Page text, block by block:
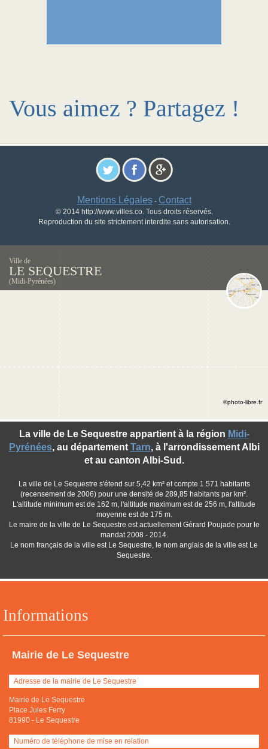
Vous aimez ? Partagez !
Mentions Légales- Contact
© 2014 http://www.villes.co. Tous droits réservés.
Reproduction du site strictement interdite sans autorisation.
Ville de
LE SEQUESTRE
(Midi-Pyrénées)
Informations
Mairie de Le Sequestre
Adresse de la mairie de Le Sequestre
Mairie de Le Sequestre
Place Jules Ferry
81990 - Le Sequestre
Numéro de téléphone de mise en relation
La ville de Le Sequestre appartient à la région Midi-
Pyrénées, au département Tarn, à l'arrondissement Albi
et au canton Albi-Sud.
La ville de Le Sequestre s'étend sur 5,42 km² et compte 1 571 habitants
(recensement de 2006) pour une densité de 289,85 habitants par km².
L'altitude minimum est de 162 m, l'altitude maximum est de 256 m, l'altitude
moyenne est de 175 m.
Le maire de la ville de Le Sequestre est actuellement Gérard Poujade pour le
mandat 2008 - 2014.
Le nom français de la ville est Le Sequestre, le nom anglais de la ville est Le
Sequestre.
©photo-libre.fr